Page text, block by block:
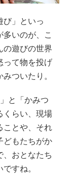
び」といっ
いのが、こ
の遊びの世界
って物を投げ
ついたり。
と「かみつ
くらい、現場
ことや、それ
どもたちがか
おとなたち
すね。